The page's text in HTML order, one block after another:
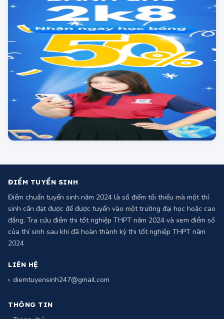
ĐIỂM TUYỂN SINH
Điểm chuẩn tuyển sinh năm 2024 là số điểm tối thiểu mà một thí
sinh cần đạt được để được tuyển vào một trường đại học hoặc cao
đẳng. Tra cứu điểm thi tốt nghiệp THPT năm 2024 và xem điểm số
2024
LIÊN HỆ
diemtuyensinh247@gmail.com